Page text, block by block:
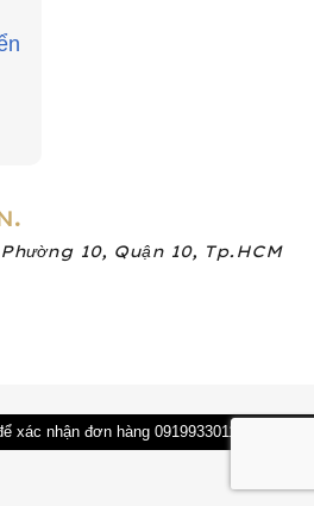
10, Quận 10, Tp.HCM
xác nhận đơn hàng 0919933011